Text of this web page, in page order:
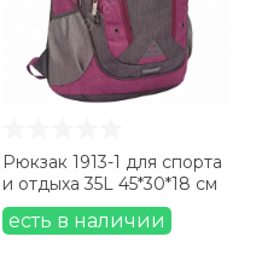
Рюкзак 1913-1 для спорта
и отдыха 35L 45*30*18 см
есть в наличии